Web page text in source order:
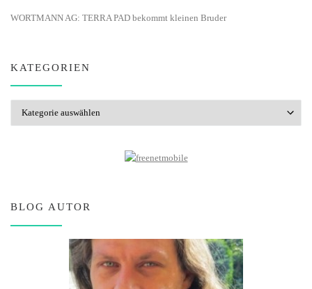
WORTMANN AG: TERRA PAD bekommt kleinen Bruder
KATEGORIEN
BLOG AUTOR